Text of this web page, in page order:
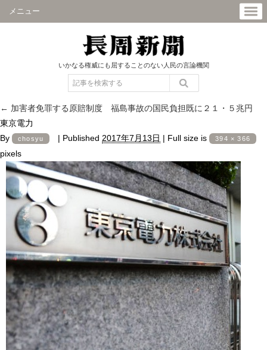
メニュー
いかなる権威にも屈することのない人民の言論機関
← 加害者免罪する原賠制度 福島事故の国民負担既に２１・５兆円
東京電力
By
chosyu | Published 2017年7月13日 | Full size is 394 × 366
pixels